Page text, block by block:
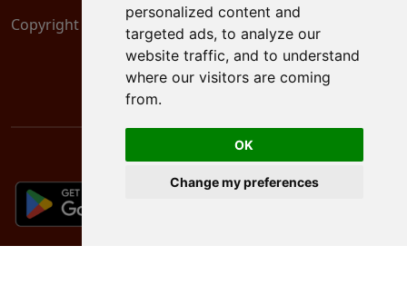
personalized content and
targeted ads, to analyze our
website traffic, and to understand
where our visitors are coming
from.
OK
Change my preferences
Copyright 2024 Schubertiades, Ltd.